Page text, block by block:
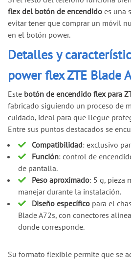
flex del botón de encendido es una
evitar tener que comprar un móvil
en el botón power.
Detalles y
power flex ZTE Blade
Este botón de encendido flex para
fabricado siguiendo un proceso de
cuidado, ideal para que llegue
Entre sus puntos destacados se
Compatibilidad: exclusivo
Función: control de
de pantalla.
Peso aproximado: 5 g, pieza
manejar durante la instalación.
Diseño específicopara el
Blade A72s, con conectores
donde corresponde.
Su formato flexible permite que se